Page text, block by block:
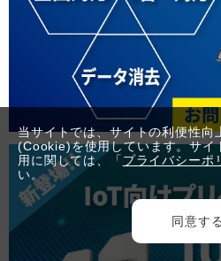
当サイトでは、サイトの利便性向
(Cookie)を使用しています。サ
用に関しては、「 プライバシーポ
い。
同意する